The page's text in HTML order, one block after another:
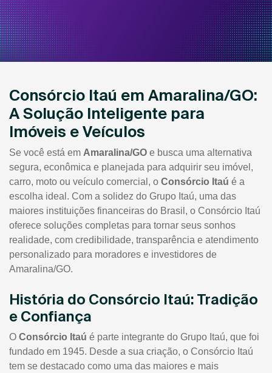
Consórcio Itaú em Amaralina/GO:
A Solução Inteligente para
Imóveis e Veículos
Se você está em Amaralina/GO e busca uma alternativa
segura, econômica e planejada para adquirir seu imóvel,
carro, moto ou veículo comercial, o Consórcio Itaú é a
escolha ideal. Com a solidez do Grupo Itaú, uma das
maiores instituições financeiras do Brasil, o Consórcio Itaú
oferece soluções completas para tornar seus sonhos
realidade, com credibilidade, transparência e atendimento
personalizado para moradores e investidores de
Amaralina/GO.
História do Consórcio Itaú: Tradição
e Confiança
O Consórcio Itaú é parte integrante do Grupo Itaú, que foi
fundado em 1945. Desde a sua criação, o Consórcio Itaú
tem se destacado como uma das maiores e mais